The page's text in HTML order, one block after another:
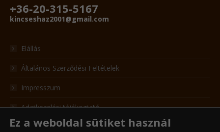
+36-20-315-5167
kincseshaz2001@gmail.com
Elállás
Általános Szerződési Feltételek
Impresszum
Adatkezelési tájékoztató
Adatkezelési formanyomtatvány
Ez a weboldal sütiket használ